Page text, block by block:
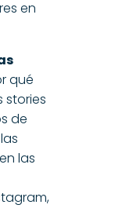
en
qué
stories
de
las